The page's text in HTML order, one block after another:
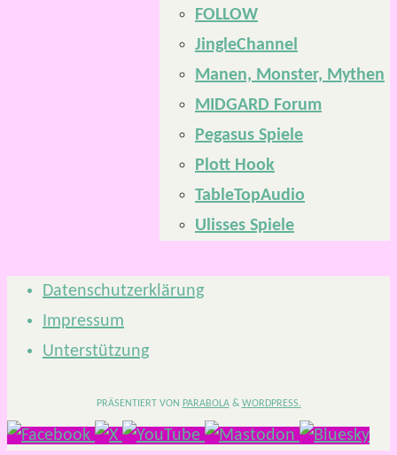
FOLLOW
JingleChannel
Manen, Monster, Mythen
MIDGARD Forum
Pegasus Spiele
Plott Hook
TableTopAudio
Ulisses Spiele
Datenschutzerklärung
Impressum
Unterstützung
PRÄSENTIERT VON PARABOLA& WORDPRESS.